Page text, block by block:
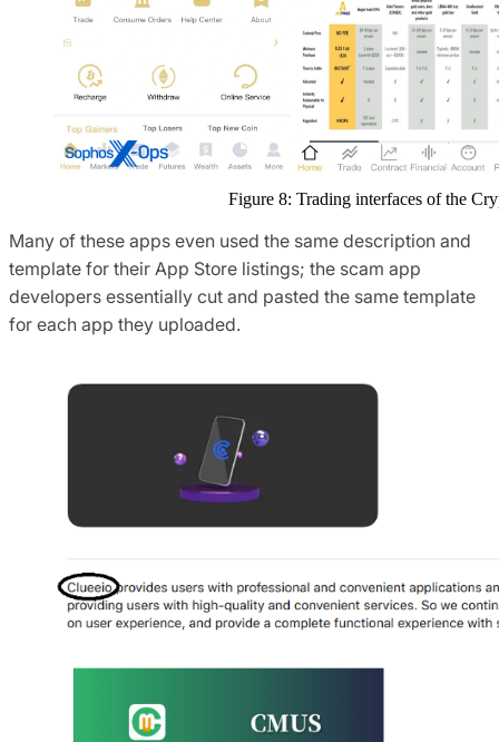
Figure 8: Trading interfaces of the
Many of these apps even used the same description and
template for their App Store listings; the scam app
developers essentially cut and pasted the same template
for each app they uploaded.